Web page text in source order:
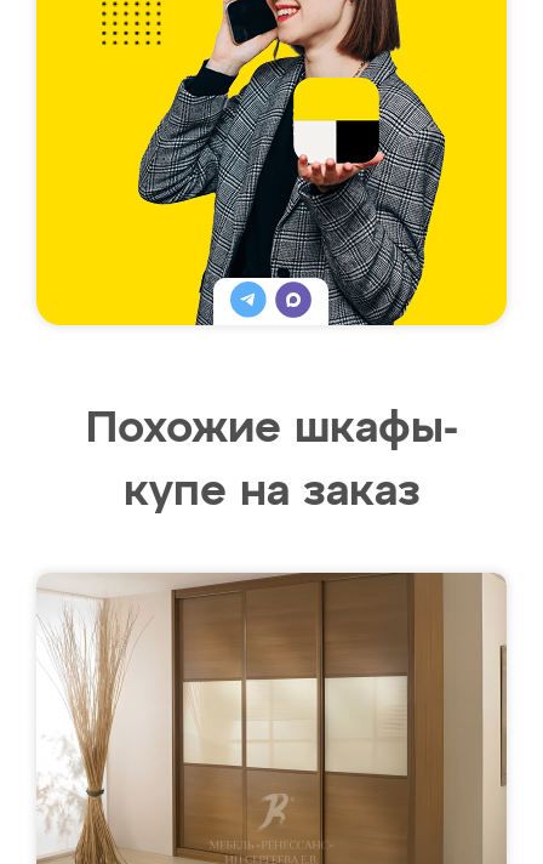
Похожие шкафы-
купе на заказ